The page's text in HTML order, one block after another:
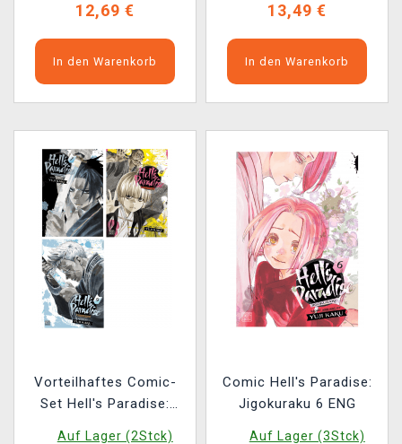
12,69 €
In den Warenkorb
13,49 €
In den Warenkorb
Vorteilhaftes Comic-
Set Hell's Paradise:
Auf Lager (2Stck)
Comic Hell's Paradise:
Jigokuraku 6 ENG
Auf Lager (3Stck)